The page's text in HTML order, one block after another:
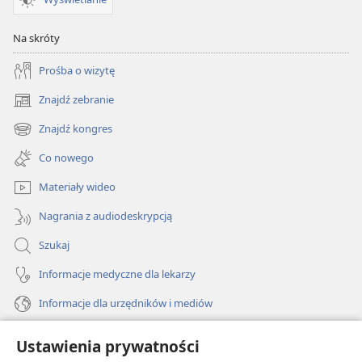
Ustawienia prywatności
Na skróty
Prośba o wizytę
Znajdź zebranie
(opens
new
window)
Znajdź kongres
(opens
new
window)
Co nowego
Materiały wideo
Nagrania z audiodeskrypcją
Szukaj
Informacje medyczne dla lekarzy
Informacje dla urzędników i mediów